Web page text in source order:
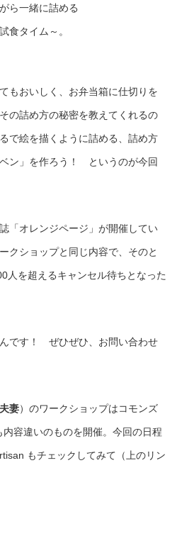
ら一緒に詰める
食タイム～。
もおいしく、お弁当箱に仕切りを
の詰め方の秘密を教えてくれるの
で絵を描くように詰める、詰め方
ン」を作ろう！ というのが今回
「オレンジページ」が開催してい
クショップと同じ内容で、そのと
人を超えるキャンセル待ちとなった
です！ ぜひぜひ、お問い合わせ
妻）のワークショップはコモンズ
内容違いのものを開催。今回の日程
もチェックしてみて（上のリン